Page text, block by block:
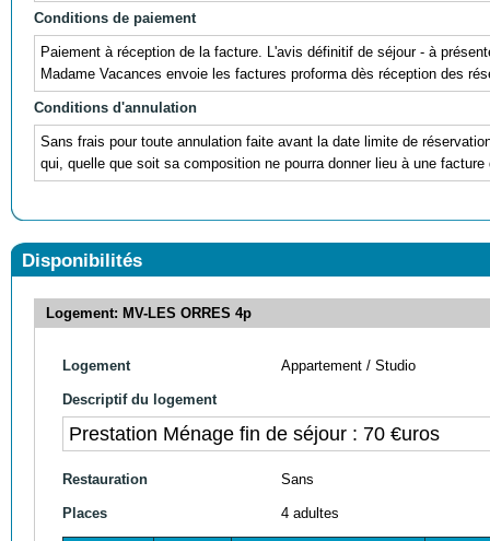
Conditions de paiement
Paiement à réception de la facture. L'avis définitif de séjour - à
Madame Vacances envoie les factures proforma dès réception des
Conditions d'annulation
Sans frais pour toute annulation faite avant la date limite de
qui, quelle que soit sa composition ne pourra donner lieu à une
Disponibilités
Logement: MV-LES ORRES 4p
Logement Appartement / Studio
Descriptif du logement
Prestation Ménage fin de séjour : 70 €uros
Restauration Sans
Places 4 adultes